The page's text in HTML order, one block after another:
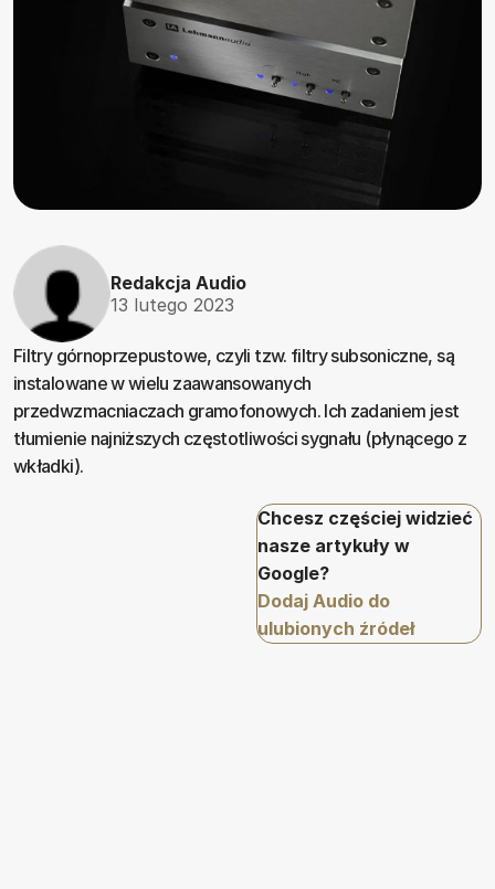
Redakcja Audio
13 lutego 2023
Filtry górnoprzepustowe, czyli tzw. filtry subsoniczne, są
instalowane w wielu zaawansowanych
przedwzmacniaczach gramofonowych. Ich zadaniem jest
tłumienie najniższych częstotliwości sygnału (płynącego z
wkładki).
Chcesz częściej widzieć
nasze artykuły w
Google?
Dodaj Audio do
ulubionych źródeł